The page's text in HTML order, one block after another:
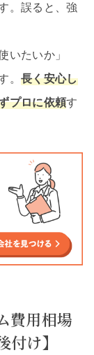
。誤ると、強
いたいか」
。 長く安心し
プロに依頼す
費用相場
け】